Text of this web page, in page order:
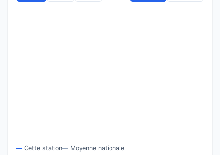
Cette station Moyenne nationale